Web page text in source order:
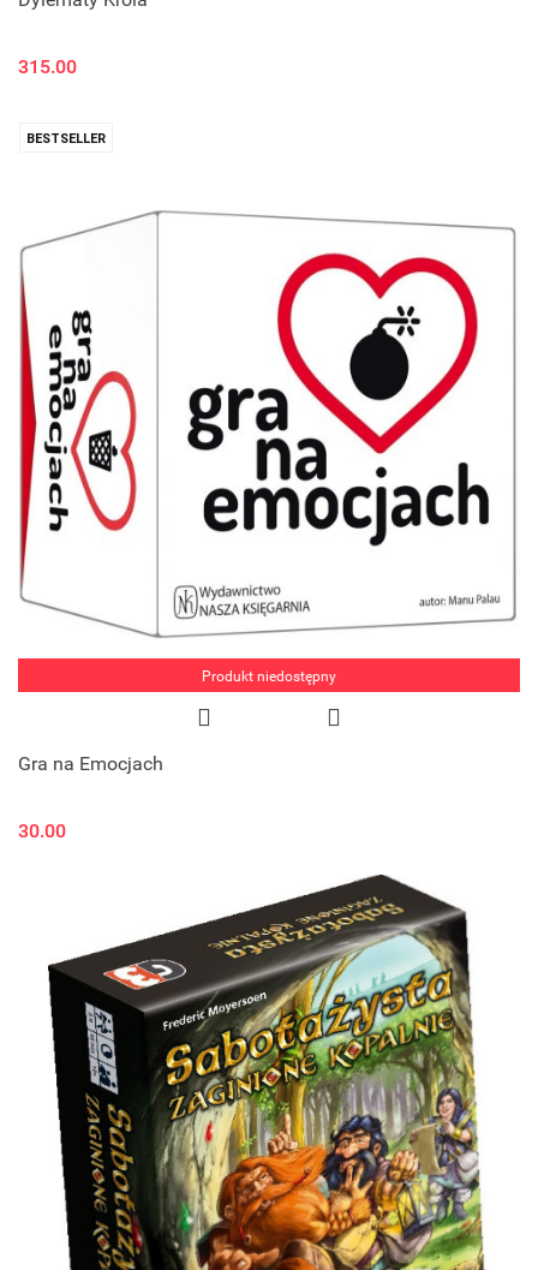
315.00
BESTSELLER
Produkt niedostępny
Gra na Emocjach
30.00